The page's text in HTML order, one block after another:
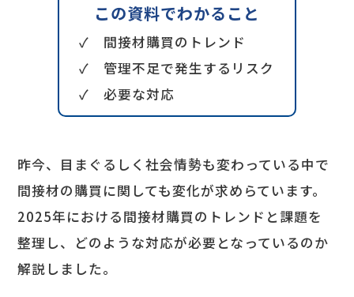
この資料でわかること
✓ 間接材購買のトレンド
✓ 管理不足で発生するリスク
✓ 必要な対応
昨今、目まぐるしく社会情勢も変わっている中で
間接材の購買に関しても変化が求めらています。
2025年における間接材購買のトレンドと課題を
整理し、どのような対応が必要となっているのか
解説しました。